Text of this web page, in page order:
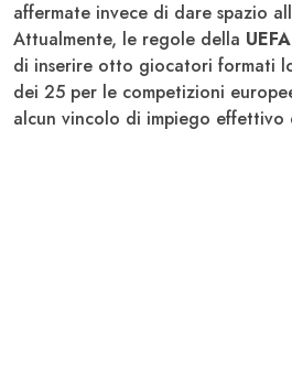
affermate invece di dare spazio
Attualmente, le regole della UEFA
di inserire otto giocatori formati
dei 25 per le competizioni
alcun vincolo di impiego effettivo